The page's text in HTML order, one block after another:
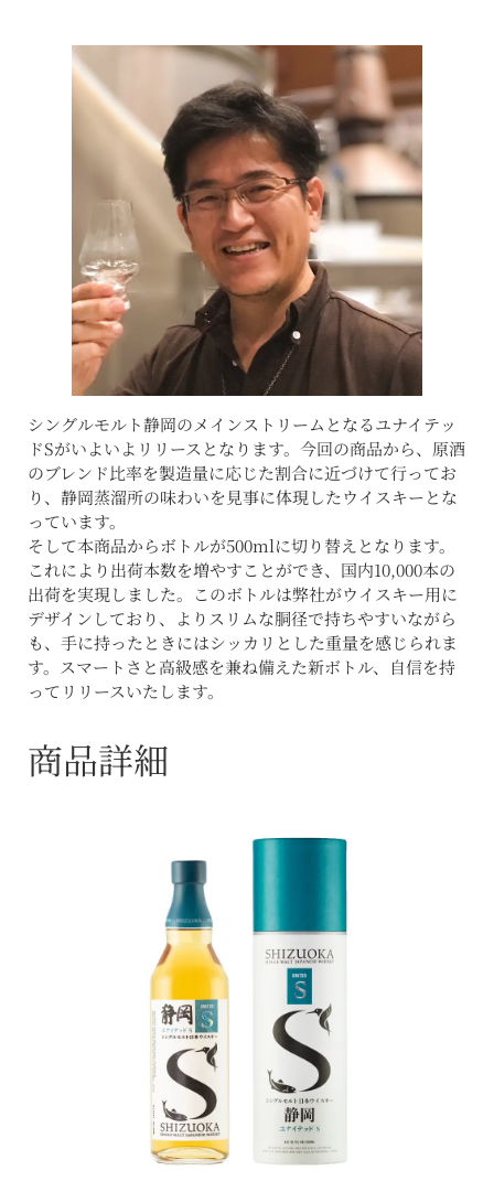
シングルモルト静岡のメインストリームとなるユナイテッ
ドSがいよいよリリースとなります。今回の商品から、原酒
のブレンド比率を製造量に応じた割合に近づけて行ってお
り、静岡蒸溜所の味わいを見事に体現したウイスキーとな
っています。
そして本商品からボトルが500mlに切り替えとなります。
これにより出荷本数を増やすことができ、国内10,000本の
出荷を実現しました。このボトルは弊社がウイスキー用に
デザインしており、よりスリムな胴径で持ちやすいながら
も、手に持ったときにはシッカリとした重量を感じられま
す。スマートさと高級感を兼ね備えた新ボトル、自信を持
ってリリースいたします。
商品詳細